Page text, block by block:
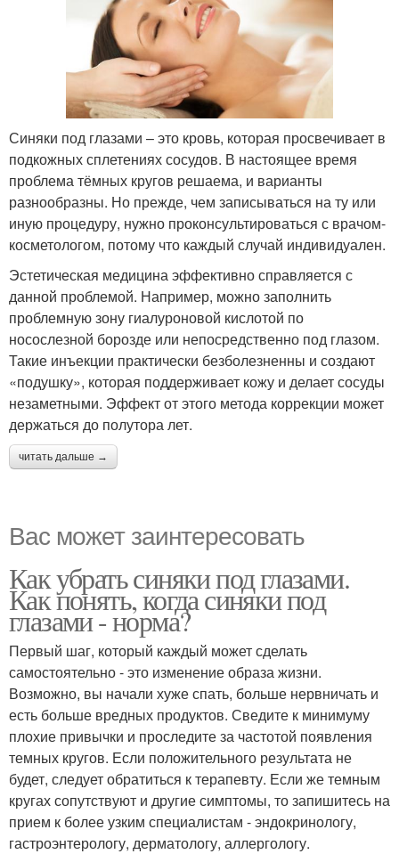
Синяки под глазами – это кровь, которая просвечивает в
подкожных сплетениях сосудов. В настоящее время
проблема тёмных кругов решаема, и варианты
разнообразны. Но прежде, чем записываться на ту или
иную процедуру, нужно проконсультироваться с врачом-
косметологом, потому что каждый случай индивидуален.
Эстетическая медицина эффективно справляется с
данной проблемой. Например, можно заполнить
проблемную зону гиалуроновой кислотой по
носослезной борозде или непосредственно под глазом.
Такие инъекции практически безболезненны и создают
«подушку», которая поддерживает кожу и делает сосуды
незаметными. Эффект от этого метода коррекции может
держаться до полутора лет.
читать дальше →
Вас может заинтересовать
Как убрать синяки под глазами.
Как понять, когда синяки под
глазами - норма?
Первый шаг, который каждый может сделать
самостоятельно - это изменение образа жизни.
Возможно, вы начали хуже спать, больше нервничать и
есть больше вредных продуктов. Сведите к минимуму
плохие привычки и проследите за частотой появления
темных кругов. Если положительного результата не
будет, следует обратиться к терапевту. Если же темным
кругах сопутствуют и другие симптомы, то запишитесь на
прием к более узким специалистам - эндокринологу,
гастроэнтерологу, дерматологу, аллергологу.